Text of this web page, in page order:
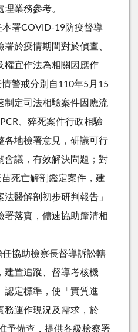
業務參考。
署COVID-19防疫督導
於疫情期間對於偵查、
權宜作法為相關因應作
警戒分別自110年5月15
制定司法相驗案件因應流
、猝死案件行政相驗
各地檢署意見，研議可行
會議，有效解決問題；對
死亡解剖鑑定案件，建
醫解剖初步研判報告」
署落實，儘速協助釐清相
協助檢察長督導訴訟轄
建置追蹤、督導考核機
認定標準，使「實質進
務運作現況及需求，於
予備查，提供各級檢察署